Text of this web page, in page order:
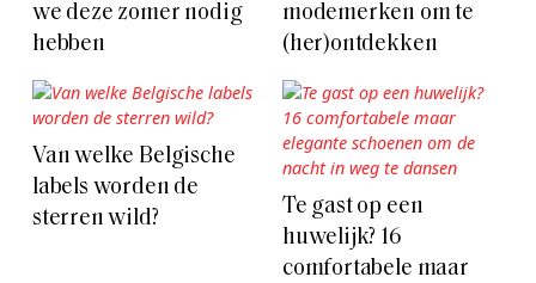
we deze zomer nodig
hebben
modemerken om te
(her)ontdekken
Van welke Belgische
labels worden de
sterren wild?
Te gast op een
huwelijk? 16
comfortabele maar